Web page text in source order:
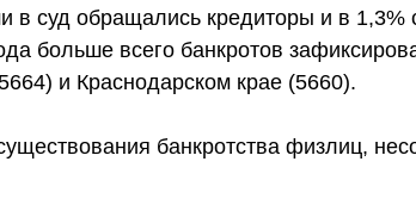
в суд обращались кредиторы и в 1,3%
больше всего банкротов
и Краснодарском крае (5660).
банкротства физлиц,